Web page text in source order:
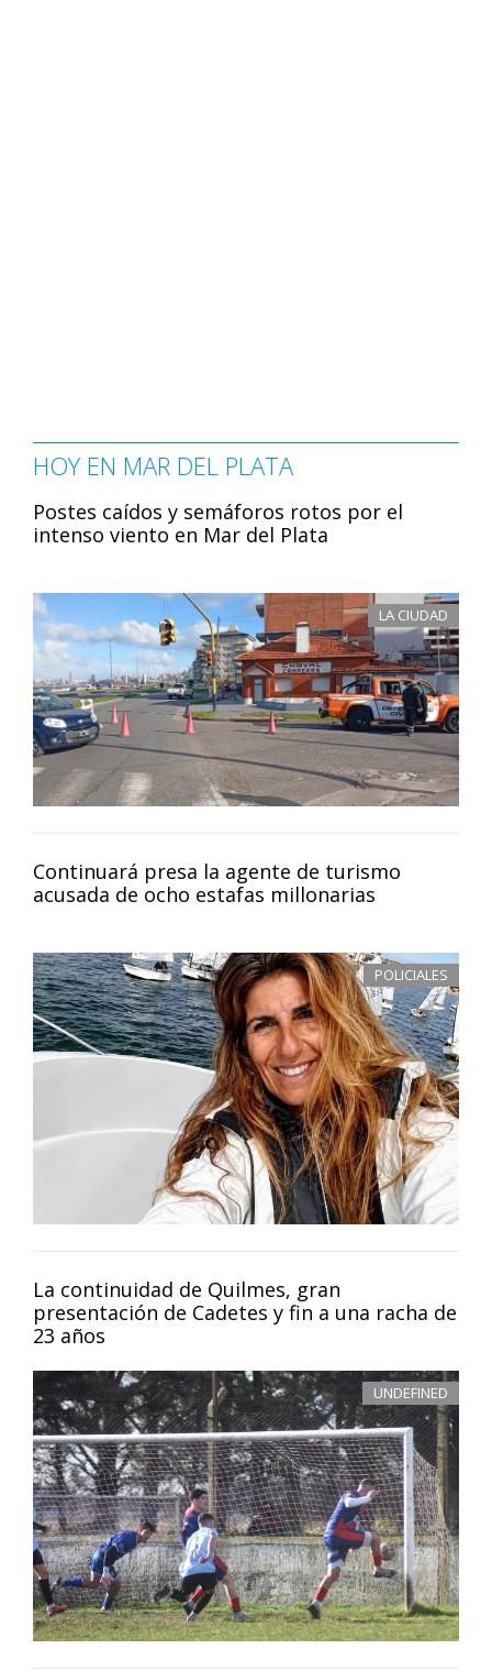
HOY EN MAR DEL PLATA
Postes caídos y semáforos rotos por el
intenso viento en Mar del Plata
LA CIUDAD
Continuará presa la agente de turismo
acusada de ocho estafas millonarias
POLICIALES
La continuidad de Quilmes, gran
presentación de Cadetes y fin a una racha de
23 años
UNDEFINED